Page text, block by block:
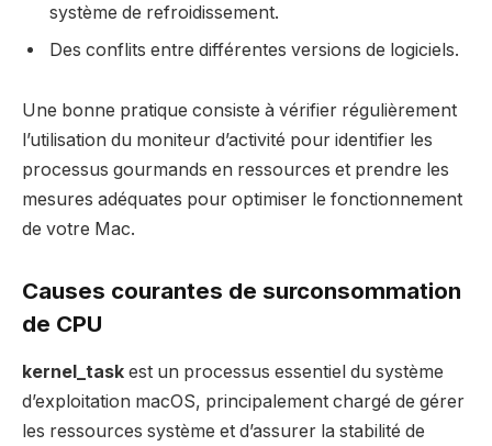
système de refroidissement.
Des conflits entre différentes versions de logiciels.
Une bonne pratique consiste à vérifier régulièrement
l’utilisation du moniteur d’activité pour identifier les
processus gourmands en ressources et prendre les
mesures adéquates pour optimiser le fonctionnement
de votre Mac.
Causes courantes de surconsommation
de CPU
kernel_task est un processus essentiel du système
d’exploitation macOS, principalement chargé de gérer
les ressources système et d’assurer la stabilité de